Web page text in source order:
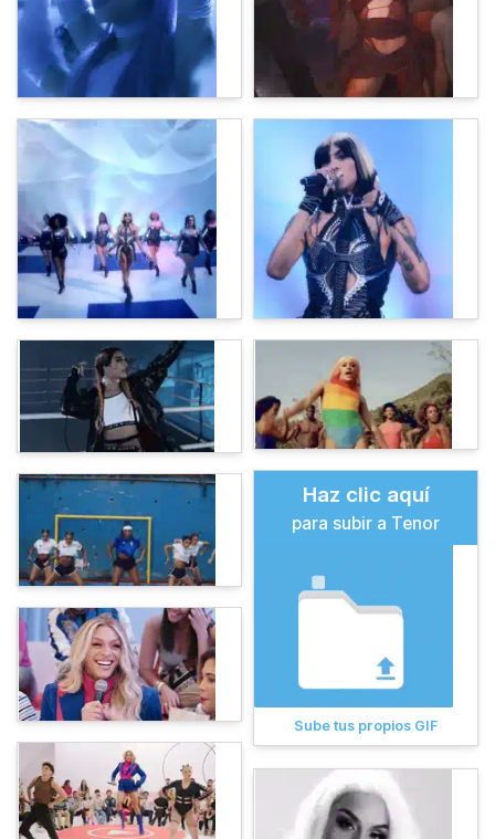
Haz clic aquí
para subir a Tenor
Sube tus propios GIF